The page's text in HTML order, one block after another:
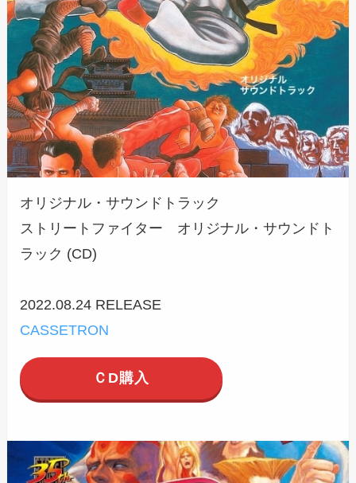
オリジナル・サウンドトラック
ストリートファイター オリジナル・サウンドト
ラック (CD)
2022.08.24 RELEASE
CASSETRON
ＣD購入